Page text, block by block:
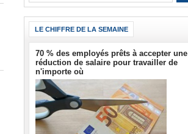
LE CHIFFRE DE LA SEMAINE
70 % des employés prêts à accepter une
réduction de salaire pour travailler de
n'importe où